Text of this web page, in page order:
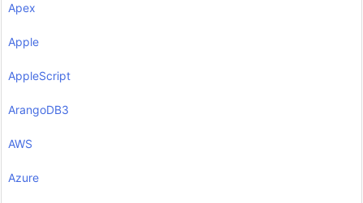
Apex
Apple
AppleScript
ArangoDB3
AWS
Azure